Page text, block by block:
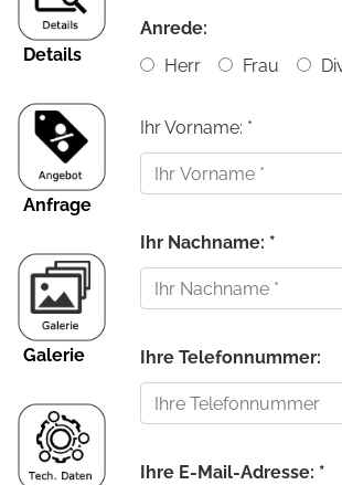
Details
Anfrage
Galerie
Anrede:
Herr
Frau
Ihr Vorname: *
Ihr Nachname: *
Ihre Telefonnummer:
Ihre E-Mail-Adresse: *